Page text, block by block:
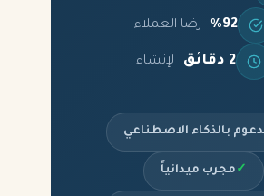
%92 رضا العملاء
2 دقائق لإنشاء
بالذكاء الاصطناعي
✓ مجرب ميدانياً